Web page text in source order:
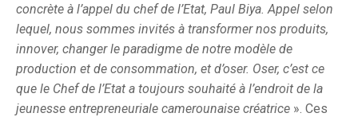
concrète à l’appel du chef de l’Etat, Paul Biya. Appel selon
lequel, nous sommes invités à transformer nos produits,
innover, changer le paradigme de notre modèle de
production et de consommation, et d’oser. Oser, c’est ce
que le Chef de l’Etat a toujours souhaité à l’endroit de la
jeunesse entrepreneuriale camerounaise créatrice ». Ces